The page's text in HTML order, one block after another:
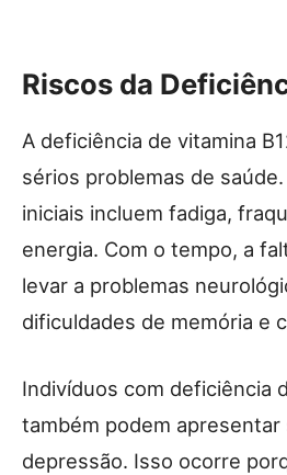
Riscos da
A deficiência de vitamina
sérios problemas de
iniciais incluem fadiga,
energia. Com o tempo, a
levar a problemas
dificuldades de memória e
Indivíduos com deficiência
também podem apresentar
depressão. Isso ocorre